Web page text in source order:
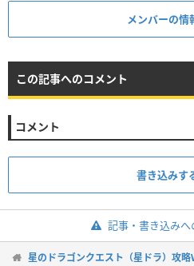
メンバーの情
この記事へのコメント
コメント
書き込みす
記事・書き込み
星のドラゴンクエスト（星ドラ）攻